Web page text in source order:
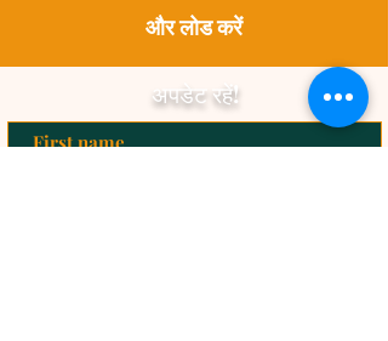
और लोड करें
अपडेट रहें!